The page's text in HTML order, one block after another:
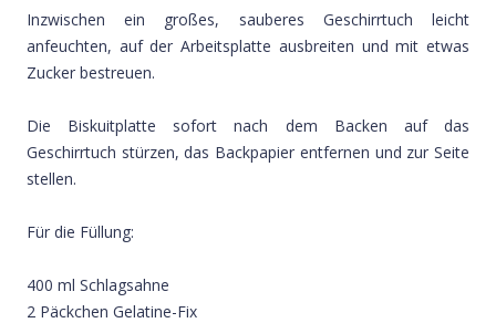
Inzwischen ein großes, sauberes Geschirrtuch leicht
anfeuchten, auf der Arbeitsplatte ausbreiten und mit etwas
Zucker bestreuen.
Die Biskuitplatte sofort nach dem Backen auf das
Geschirrtuch stürzen, das Backpapier entfernen und zur Seite
stellen.
Für die Füllung:
400 ml Schlagsahne
2 Päckchen Gelatine-Fix